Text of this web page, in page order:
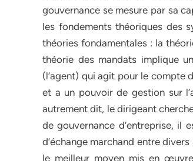
gouvernance se mesure par sa
les fondements théoriques des
théories fondamentales : la
théorie des mandats implique
(l’agent) qui agit pour le compte
et a un pouvoir de gestion sur
autrement dit, le dirigeant
de gouvernance d’entreprise, il
d’échange marchand entre
le meilleur moyen mis en